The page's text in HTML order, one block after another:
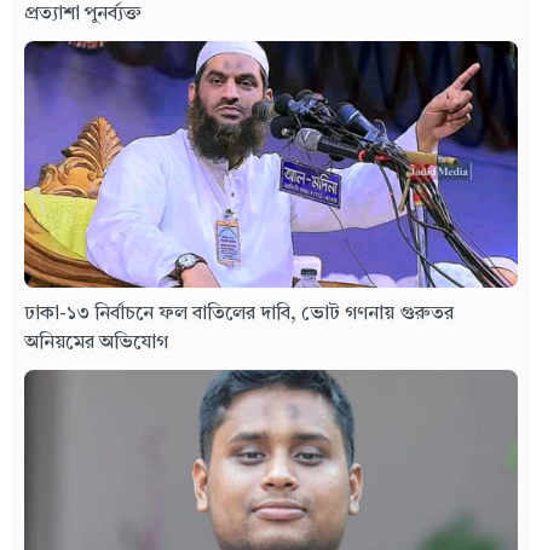
প্রত্যাশা পুনর্ব্যক্ত
ঢাকা-১৩ নির্বাচনে ফল বাতিলের দাবি, ভোট গণনায় গুরুতর
অনিয়মের অভিযোগ